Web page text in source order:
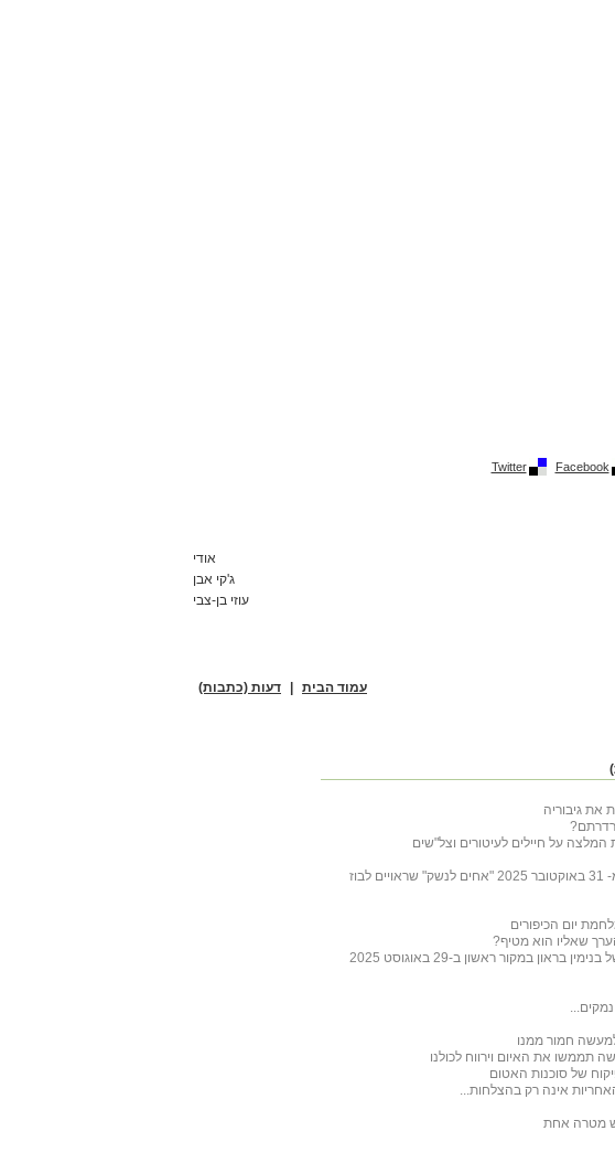
Facebook
Twitter
אודי
ג'קי אבן
עוזי בן-צבי
עמוד הבית דעות (כתבות)
על חיילים לעיטורים וצל"שים
תגובה לכתבה של ליבסקינד מ- 31 באוקטובר 2025 "אחים לנשק" שראויים לבוז
יום הכיפורים
שאליו הוא מטיף?
במקור ראשון ב-29 באוגוסט 2025
חמור ממנו
תממשו את האיום וירווח לכולנו
של סוכנות האטום
אינה רק בהצלחות...
מטרה אחת